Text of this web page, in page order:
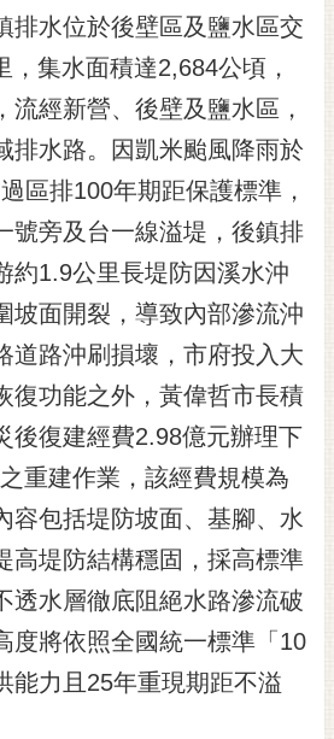
排水位於後壁區及鹽水區交
，集水面積達2,684公頃，
流經新營、後壁及鹽水區，
排水路。因凱米颱風降雨於
區排100年期距保護標準，
號旁及台一線溢堤，後鎮排
約1.9公里長堤防因溪水沖
坡面開裂，導致內部滲流沖
道路沖刷損壞，市府投入大
復功能之外，黃偉哲市長積
後復建經費2.98億元辦理下
重建作業，該經費規模為
容包括堤防坡面、基腳、水
高堤防結構穩固，採高標準
透水層徹底阻絕水路滲流破
度將依照全國統一標準「10
能力且25年重現期距不溢